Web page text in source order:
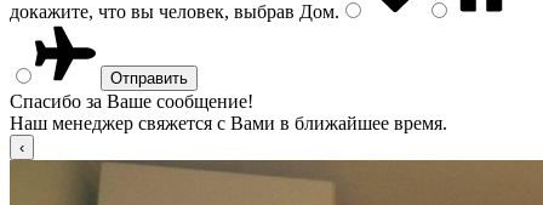
докажите, что вы человек, выбрав Дом.
Спасибо за Ваше сообщение!
Наш менеджер свяжется с Вами в ближайшее время.